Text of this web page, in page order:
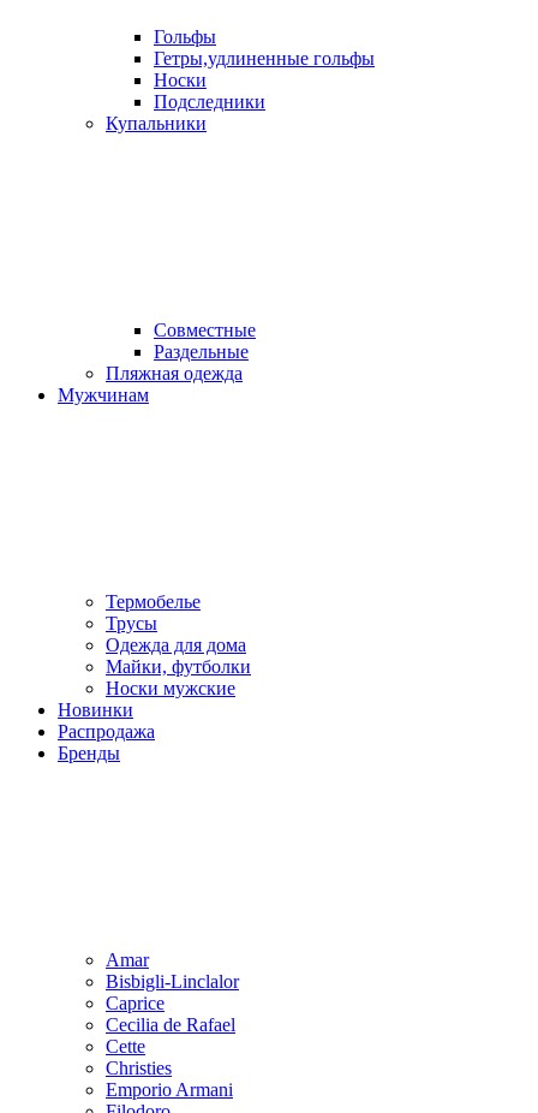
Гольфы
Гетры,удлиненные гольфы
Носки
Подследники
Купальники
Совместные
Раздельные
Пляжная одежда
Мужчинам
Термобелье
Трусы
Одежда для дома
Майки, футболки
Носки мужские
Новинки
Распродажа
Бренды
Amar
Bisbigli-Linclalor
Caprice
Cecilia de Rafael
Cette
Christies
Emporio Armani